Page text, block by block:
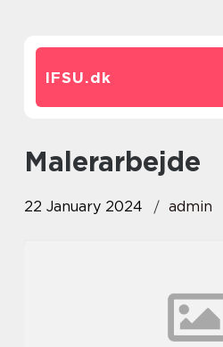
IFSU.dk
malerarbejde
22 January 2024 admin